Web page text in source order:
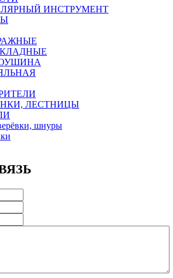
ИНСТРУМЕНТ
ЛЕСТНИЦЫ
шнуры